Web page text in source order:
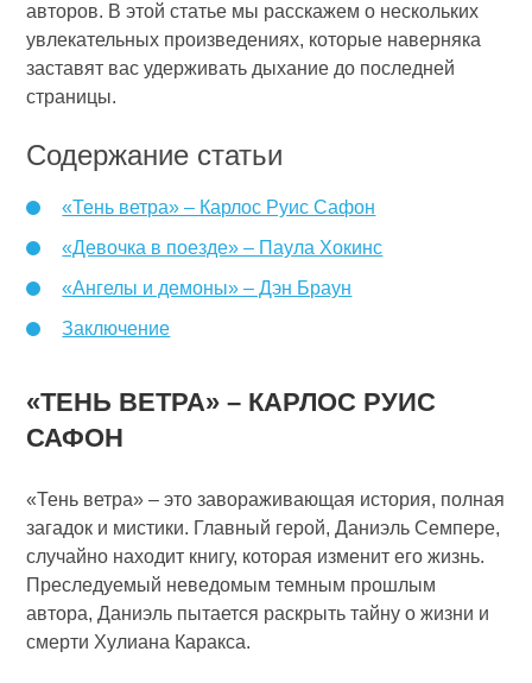
авторов. В этой статье мы расскажем о нескольких
увлекательных произведениях, которые наверняка
заставят вас удерживать дыхание до последней
страницы.
Содержание статьи
«Тень ветра» – Карлос Руис Сафон
«Девочка в поезде» – Паула Хокинс
«Ангелы и демоны» – Дэн Браун
Заключение
«ТЕНЬ ВЕТРА» – КАРЛОС РУИС
САФОН
«Тень ветра» – это завораживающая история, полная
загадок и мистики. Главный герой, Даниэль Семпере,
случайно находит книгу, которая изменит его жизнь.
Преследуемый неведомым темным прошлым
автора, Даниэль пытается раскрыть тайну о жизни и
смерти Хулиана Каракса.